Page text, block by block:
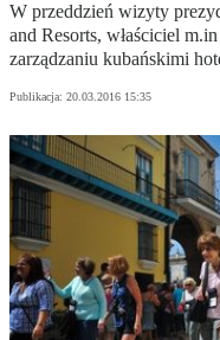
W przeddzień wizyty
and Resorts, właściciel
zarządzaniu kubańskimi
Publikacja: 20.03.2016 15:35